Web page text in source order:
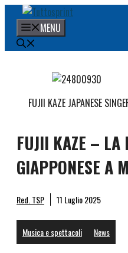
contenuto
MENU
FUJII KAZE – LA
GIAPPONESE A
Red. TSP 11 Luglio 2025
Musica e spettacoli News
FUJII KAZE JAPANESE